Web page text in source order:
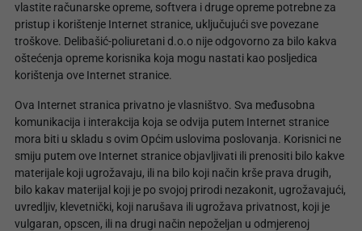
vlastite računarske opreme, softvera i druge opreme potrebne za
pristup i korištenje Internet stranice, uključujući sve povezane
troškove. Delibašić-poliuretani d.o.o nije odgovorno za bilo kakva
oštećenja opreme korisnika koja mogu nastati kao posljedica
korištenja ove Internet stranice.
Ova Internet stranica privatno je vlasništvo. Sva međusobna
komunikacija i interakcija koja se odvija putem Internet stranice
mora biti u skladu s ovim Općim uslovima poslovanja. Korisnici ne
smiju putem ove Internet stranice objavljivati ili prenositi bilo kakve
materijale koji ugrožavaju, ili na bilo koji način krše prava drugih,
bilo kakav materijal koji je po svojoj prirodi nezakonit, ugrožavajući,
uvredljiv, klevetnički, koji narušava ili ugrožava privatnost, koji je
vulgaran, opscen, ili na drugi način nepoželjan u odmjerenoj